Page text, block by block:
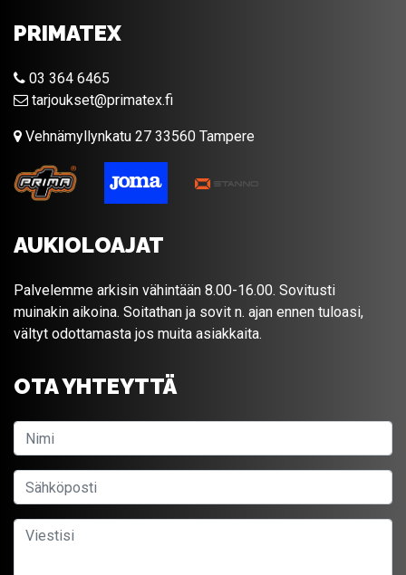
PRIMATEX
03 364 6465
tarjoukset@primatex.fi
Vehnämyllynkatu 27 33560 Tampere
AUKIOLOAJAT
Palvelemme arkisin vähintään 8.00-16.00. Sovitusti
muinakin aikoina. Soitathan ja sovit n. ajan ennen tuloasi,
vältyt odottamasta jos muita asiakkaita.
OTA YHTEYTTÄ